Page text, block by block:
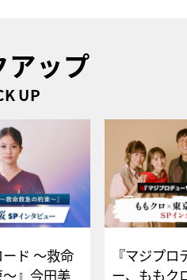
アップ
UP
ード ～救命
』今田美
『マジプロ
ー、ももク